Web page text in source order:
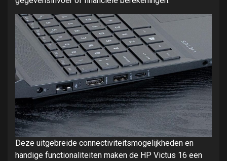
Deze uitgebreide connectiviteitsmogelijkheden en
handige functionaliteiten maken de HP Victus 16 een